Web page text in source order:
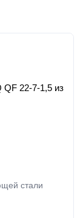
стали